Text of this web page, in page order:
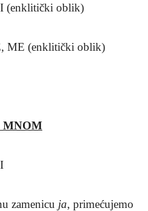
(enklitički oblik)
ME (enklitički oblik)
MNOM
zamenicu ja, primećujemo